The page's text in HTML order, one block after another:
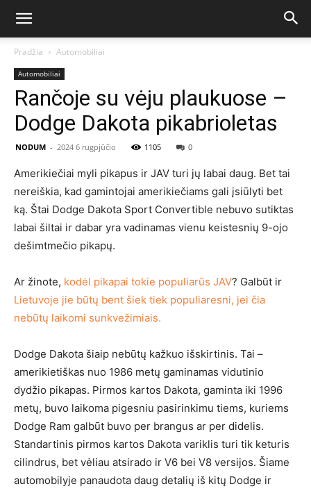
Pradžia Automobiliai
Automobiliai
Rančoje su vėju plaukuose –
Dodge Dakota pikabrioletas
NODUM - 2024 6 rugpjūčio 1105 0
Amerikiečiai myli pikapus ir JAV turi jų labai daug. Bet tai
nereiškia, kad gamintojai amerikiečiams gali įsiūlyti bet
ką. Štai Dodge Dakota Sport Convertible nebuvo sutiktas
labai šiltai ir dabar yra vadinamas vienu keistesnių 9-ojo
dešimtmečio pikapų.
Ar žinote, kodėl pikapai tokie populiarūs JAV? Galbūt ir
Lietuvoje jie būtų bent šiek tiek populiaresni, jei čia
nebūtų laikomi sunkvežimiais.
Dodge Dakota šiaip nebūtų kažkuo išskirtinis. Tai –
amerikietiškas nuo 1986 metų gaminamas vidutinio
dydžio pikapas. Pirmos kartos Dakota, gaminta iki 1996
metų, buvo laikoma pigesniu pasirinkimu tiems, kuriems
Dodge Ram galbūt buvo per brangus ar per didelis.
Standartinis pirmos kartos Dakota variklis turi tik keturis
cilindrus, bet vėliau atsirado ir V6 bei V8 versijos. Šiame
automobilyje panaudota daug detalių iš kitų Dodge ir